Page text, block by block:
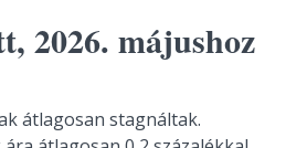
2026. májushoz
átlagosan stagnáltak.